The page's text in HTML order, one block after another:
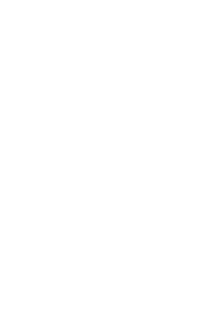
Sozialpädagoge mit